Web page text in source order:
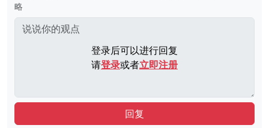
略
登录后可以进行回复
请登录或者立即注册
回复